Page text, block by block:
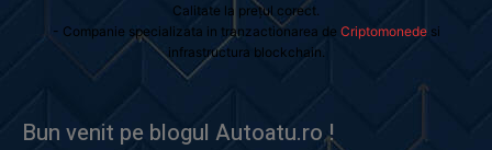
Calitate la prețul corect.
- Companie specializata in tranzactionarea de Criptomonedesi
infrastructura blockchain.
Bun venit pe blogul Autoatu.ro !